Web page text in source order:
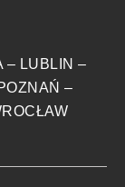
– LUBLIN –
–